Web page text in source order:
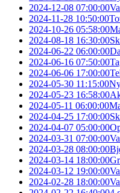
2024-12-08 07:00:00
2024-11-28 10:50:00
2024-10-26 05:58:00
2024-08-18 16:30:00
2024-06-22 06:00:00
2024-06-16 07:50:00
2024-06-06 17:00:00
2024-05-30 11:15:00
2024-05-23 16:58:00
2024-05-11 06:00:00
2024-04-25 17:00:00
2024-04-07 05:00:00
2024-03-31 07:00:00
2024-03-28 08:00:00
2024-03-14 18:00:00
2024-03-12 19:00:00
2024-02-28 18:00:00